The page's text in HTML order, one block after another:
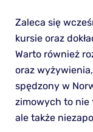
Zaleca się
kursie oraz
Warto również
oraz
spędzony w
zimowych to nie
ale także